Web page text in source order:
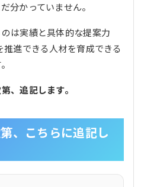
分かっていません。
は実績と具体的な提案力
進できる人材を育成できる
、追記します。
、こちらに追記し